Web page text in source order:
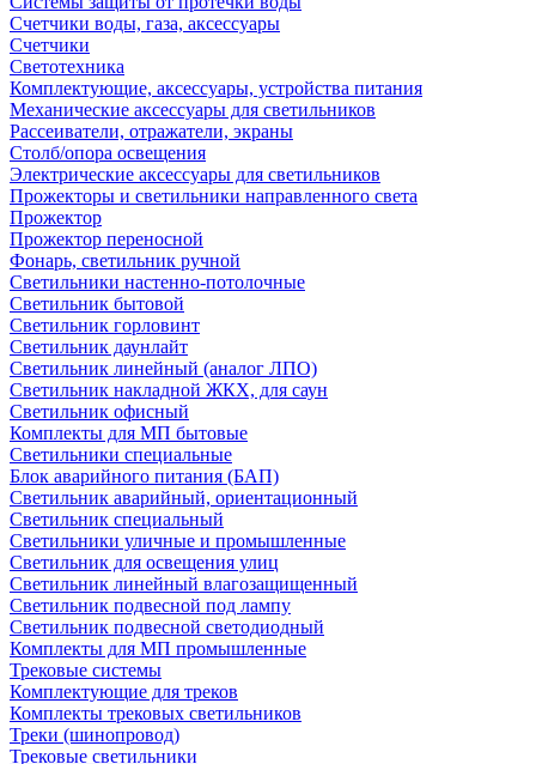
Счетчики воды, газа, аксессуары
Счетчики
Светотехника
Комплектующие, аксессуары, устройства питания
Механические аксессуары для светильников
Рассеиватели, отражатели, экраны
Столб/опора освещения
Электрические аксессуары для светильников
Прожекторы и светильники направленного света
Прожектор
Прожектор переносной
Фонарь, светильник ручной
Светильники настенно-потолочные
Светильник бытовой
Светильник горловинт
Светильник даунлайт
Светильник линейный (аналог ЛПО)
Светильник накладной ЖКХ, для саун
Светильник офисный
Комплекты для МП бытовые
Светильники специальные
Блок аварийного питания (БАП)
Светильник аварийный, ориентационный
Светильник специальный
Светильники уличные и промышленные
Светильник для освещения улиц
Светильник линейный влагозащищенный
Светильник подвесной под лампу
Светильник подвесной светодиодный
Комплекты для МП промышленные
Трековые системы
Комплектующие для треков
Комплекты трековых светильников
Треки (шинопровод)
Трековые светильники